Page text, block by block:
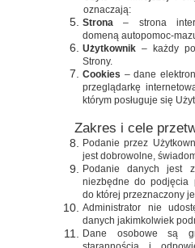
oznaczają:
Strona– strona
domeną autopomoc-
Użytkownik – każdy
Strony.
Cookies – dane
przeglądarkę
którym posługuje się
Zakres i cele
Podanie przez
jest dobrowolne,
Podanie danych jest
niezbędne do podjęcia
do której przeznaczony
Administrator nie
danych jakimkolwiek
Dane osobowe są